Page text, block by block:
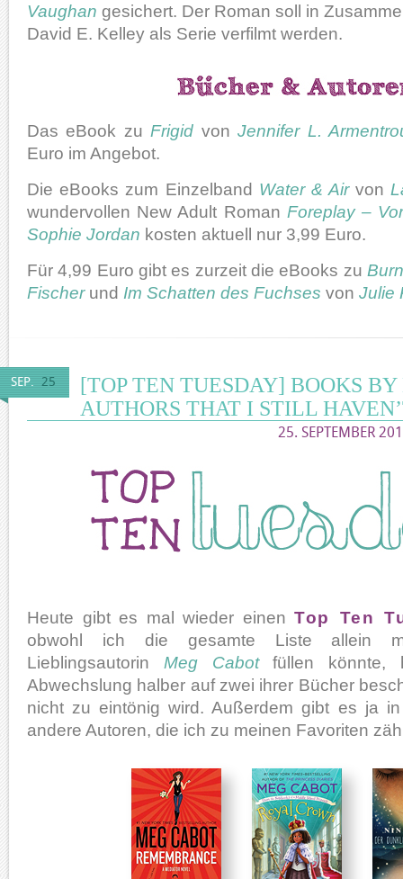
Vaughan gesichert. Der Roman soll in
David E. Kelley als Serie verfilmt werden.
Das eBook zu Frigid vonJennifer L.
Euro im Angebot.
Die eBooks zum Einzelband Water & Airvon
wundervollen New Adult Roman Foreplay –
Sophie Jordan kosten aktuell nur 3,99 Euro.
Für 4,99 Euro gibt es zurzeit die eBooks zu
Fischerund Im Schatten des Fuchses von Julie
SEP. 25
[TOP TEN TUESDAY] BOOKS
AUTHORS THAT I STILL
25. SEPTEMBER
Heute gibt es mal wieder einenTop Ten
obwohl ich die gesamte Liste allein
Lieblingsautorin Meg Cabotfüllen könnte,
Abwechslung halber auf zwei ihrer Bücher
nicht zu eintönig wird. Außerdem gibt es ja
andere Autoren, die ich zu meinen Favoriten